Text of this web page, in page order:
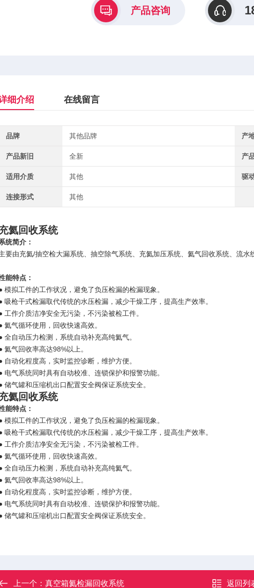
产品咨询
细介绍 在线留言
品牌 其他品牌 产
产品新旧 全新 产
适用介质 其他 驱
连接形式 其他
氦回收系统
统简介：
要由充氦/抽空检大漏系统、抽空除气系统、充氦加压系统、氦气回收系统、流水
能特点：
模拟工件的工作状况，避免了负压检漏的检漏现象。
吸枪干式检漏取代传统的水压检漏，减少干燥工序，提高生产效率。
工作介质洁净安全无污染，不污染被检工件。
氦气循环使用，回收快速高效。
全自动压力检测，系统自动补充高纯氦气。
氦气回收率高达98%以上。
自动化程度高，实时监控诊断，维护方便。
电气系统同时具有自动校准、连锁保护和报警功能。
储气罐和压缩机出口配置安全阀保证系统安全。
氦回收系统
能特点：
模拟工件的工作状况，避免了负压检漏的检漏现象。
吸枪干式检漏取代传统的水压检漏，减少干燥工序，提高生产效率。
工作介质洁净安全无污染，不污染被检工件。
氦气循环使用，回收快速高效。
全自动压力检测，系统自动补充高纯氦气。
氦气回收率高达98%以上。
自动化程度高，实时监控诊断，维护方便。
电气系统同时具有自动校准、连锁保护和报警功能。
储气罐和压缩机出口配置安全阀保证系统安全。
上一个： 真空箱氦检漏回收系统 返回列